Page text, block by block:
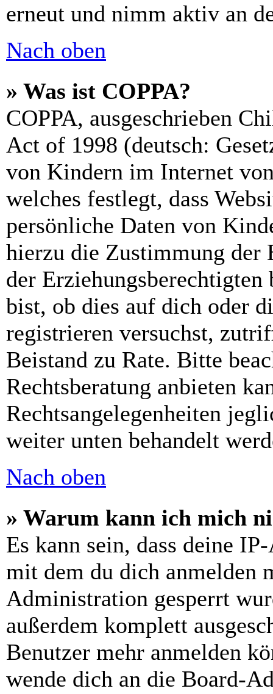
erneut und nimm aktiv an
Nach oben
» Was ist COPPA?
COPPA, ausgeschrieben
Act of 1998 (deutsch:
von Kindern im Internet
welches festlegt, dass
persönliche Daten von
hierzu die Zustimmung der
der
bist, ob dies auf dich oder
registrieren versuchst,
Beistand zu Rate. Bitte
Rechtsberatung anbieten
Rechtsangelegenheiten
weiter unten behandelt
Nach oben
» Warum kann ich mich
Es kann sein, dass deine
mit dem du dich anmelden
Administration gesperrt
außerdem komplett
Benutzer mehr anmelden
wende dich an die Board-